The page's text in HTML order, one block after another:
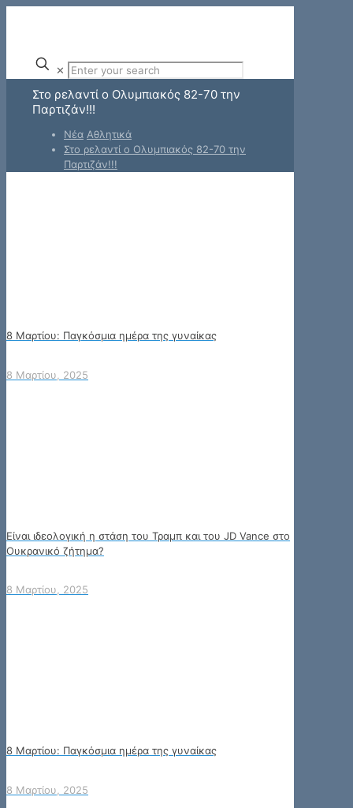
✕
Στο ρελαντί ο Ολυμπιακός 82-70 την
Παρτιζάν!!!
Νέα Αθλητικά
Στο ρελαντί ο Ολυμπιακός 82-70 την
Παρτιζάν!!!
8 Μαρτίου: Παγκόσμια ημέρα της γυναίκας
8 Μαρτίου, 2025
Είναι ιδεολογική η στάση του Τραμπ και του JD Vance στο
Ουκρανικό ζήτημα?
8 Μαρτίου, 2025
8 Μαρτίου: Παγκόσμια ημέρα της γυναίκας
8 Μαρτίου, 2025